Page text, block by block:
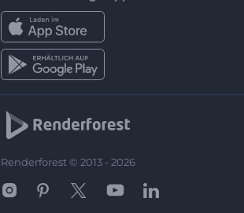
Renderforest © 2013 - 2026